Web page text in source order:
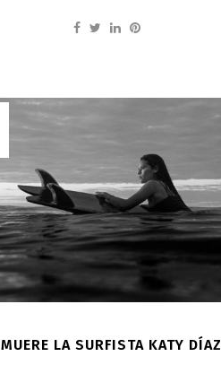
MUERE LA SURFISTA KATY DÍAZ